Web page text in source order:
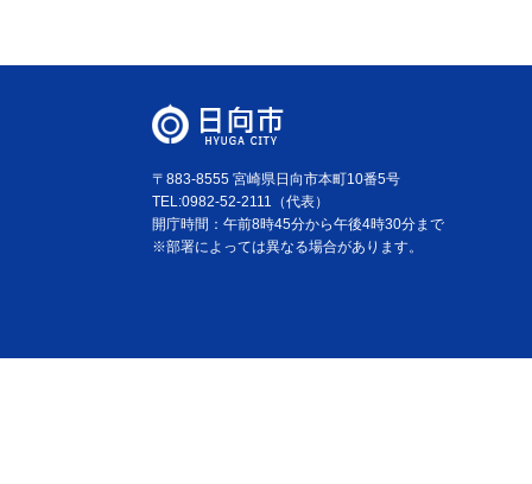
〒883-8555 宮崎県日向市本町10番5号
TEL:0982-52-2111（代表）
開庁時間：午前8時45分から午後4時30分まで
※部署によっては異なる場合があります。